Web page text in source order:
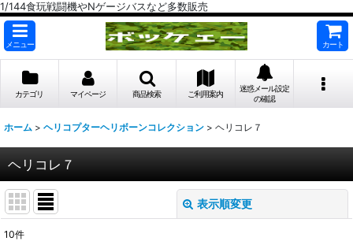
1/144食玩戦闘機やNゲージバスなど多数販売
メニュー カート
カテゴリ マイページ 商品検索 ご利用案内
迷惑メール設定
の確認
ホーム > ヘリコプターヘリボーンコレクション > ヘリコレ７
ヘリコレ７
表示順変更
10件